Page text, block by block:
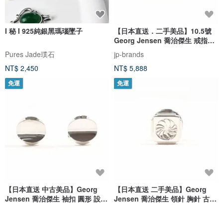
I 秘 I 925純銀黑瑪瑙墜子
Pures Jade璞石
NT$ 2,450
【日本直送．二手美品】10.5號
Georg Jensen 喬治傑生 戒指
240A OK Ole Kortzau 銀 925
jp-brands
NT$ 5,888
免運
【日本直送 中古美品】Georg
Jensen 喬治傑生 袖扣 圓形 設計
免運
【日本直送 二手美品】Georg
Jensen 喬治傑生 領針 胸針 古董